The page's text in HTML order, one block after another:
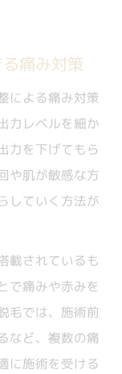
痛み対策
による痛み対策
力レベルを細か
力を下げてもら
や肌が敏感な方
していく方法が
載されているも
で痛みや赤みを
毛では、施術前
など、複数の痛
に施術を受ける